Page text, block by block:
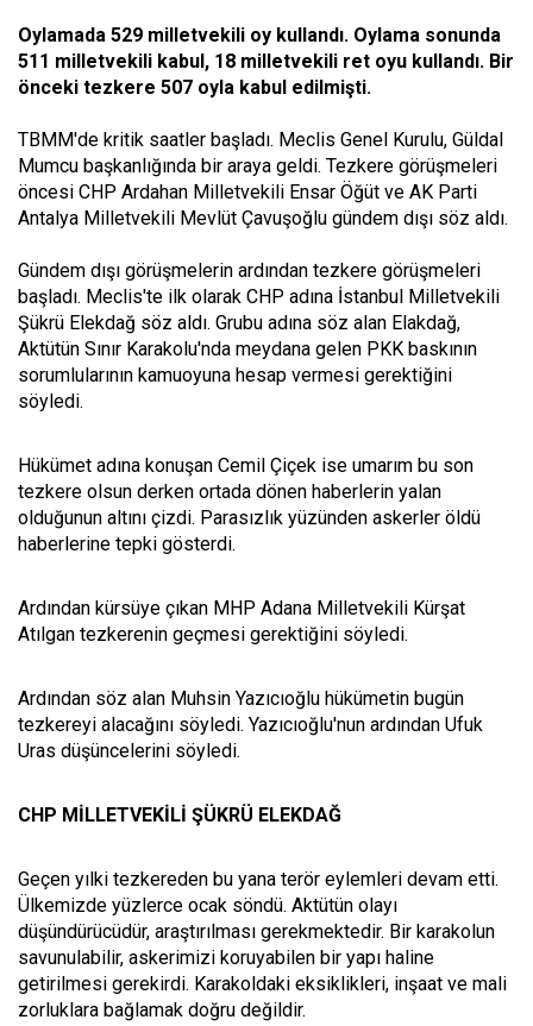
Oylamada 529 milletvekili oy kullandı. Oylama sonunda
511 milletvekili kabul, 18 milletvekili ret oyu kullandı. Bir
önceki tezkere 507 oyla kabul edilmişti.
TBMM'de kritik saatler başladı. Meclis Genel Kurulu, Güldal
Mumcu başkanlığında bir araya geldi. Tezkere görüşmeleri
öncesi CHP Ardahan Milletvekili Ensar Öğüt ve AK Parti
Antalya Milletvekili Mevlüt Çavuşoğlu gündem dışı söz aldı.
Gündem dışı görüşmelerin ardından tezkere görüşmeleri
başladı. Meclis'te ilk olarak CHP adına İstanbul Milletvekili
Şükrü Elekdağ söz aldı. Grubu adına söz alan Elakdağ,
Aktütün Sınır Karakolu'nda meydana gelen PKK baskının
sorumlularının kamuoyuna hesap vermesi gerektiğini
söyledi.
Hükümet adına konuşan Cemil Çiçek ise umarım bu son
tezkere olsun derken ortada dönen haberlerin yalan
olduğunun altını çizdi. Parasızlık yüzünden askerler öldü
haberlerine tepki gösterdi.
Ardından kürsüye çıkan MHP Adana Milletvekili Kürşat
Atılgan tezkerenin geçmesi gerektiğini söyledi.
Ardından söz alan Muhsin Yazıcıoğlu hükümetin bugün
tezkereyi alacağını söyledi. Yazıcıoğlu'nun ardından Ufuk
Uras düşüncelerini söyledi.
CHP MİLLETVEKİLİ ŞÜKRÜ ELEKDAĞ
Geçen yılki tezkereden bu yana terör eylemleri devam etti.
Ülkemizde yüzlerce ocak söndü. Aktütün olayı
düşündürücüdür, araştırılması gerekmektedir. Bir karakolun
savunulabilir, askerimizi koruyabilen bir yapı haline
getirilmesi gerekirdi. Karakoldaki eksiklikleri, inşaat ve mali
zorluklara bağlamak doğru değildir.